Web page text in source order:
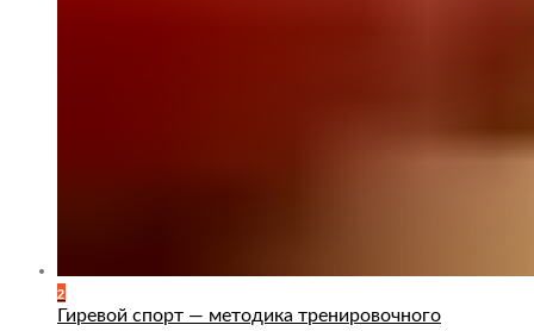
2
Гиревой спорт — методика тренировочного